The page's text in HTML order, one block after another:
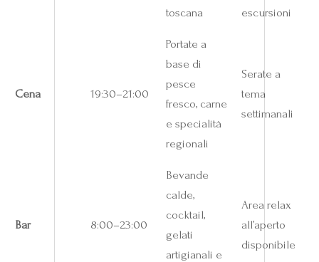
toscana
escursioni
Cena 19:30–21:00
Portate a
base di
pesce
fresco, carne
e specialità
regionali
Serate a
tema
settimanali
Bar 8:00–23:00
Bevande
calde,
cocktail,
gelati
artigianali e
Area relax
all’aperto
disponibile